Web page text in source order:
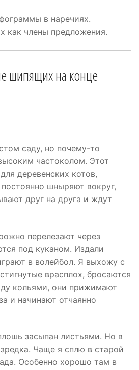
в наречиях.
как члены предложения.
шипящих на конце
саду, но почему-то
частоколом. Этот
деревенских котов,
шныряют вокруг,
друг на друга и ждут
перелезают через
под куканом. Издали
в волейбол. Я выхожу с
врасплох, бросаются
кольями, они прижимают
и начинают отчаянно
засыпан листьями. Но в
Чаще я сплю в старой
Особенно хорошо там в